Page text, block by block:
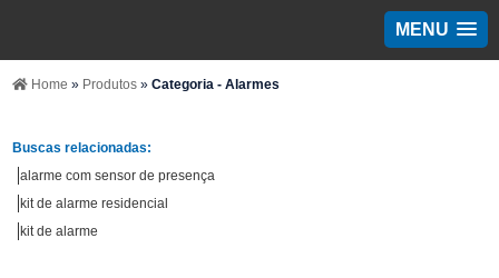
MENU
Home » Produtos»Categoria - Alarmes
Buscas relacionadas:
alarme com sensor de presença
kit de alarme residencial
kit de alarme